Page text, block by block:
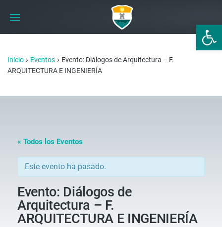
Abrir
Inicio › Eventos › Evento: Diálogos de Arquitectura – F.
ARQUITECTURA E INGENIERÍA
« Todos los Eventos
Este evento ha pasado.
Evento: Diálogos de
Arquitectura – F.
ARQUITECTURA E INGENIERÍA